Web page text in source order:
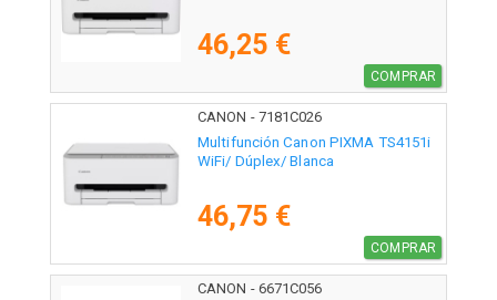
46,25 €
COMPRAR
CANON - 7181C026
Multifunción Canon PIXMA TS4151i
WiFi/ Dúplex/ Blanca
46,75 €
COMPRAR
CANON - 6671C056